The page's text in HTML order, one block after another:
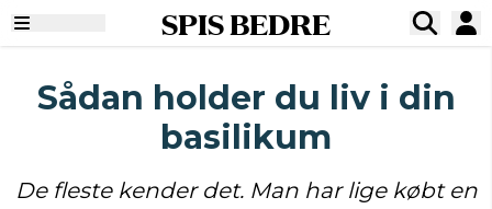
SPIS BEDRE
Sådan holder du liv i din
basilikum
De fleste kender det. Man har lige købt en